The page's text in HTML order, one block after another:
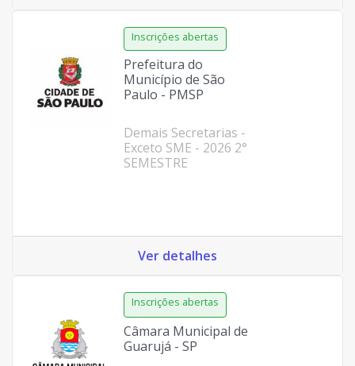
Prefeitura do
Município de São
Paulo - PMSP
Demais Secretarias -
Exceto SME - 2026 2°
SEMESTRE
Ver detalhes
Câmara Municipal de
Guarujá - SP